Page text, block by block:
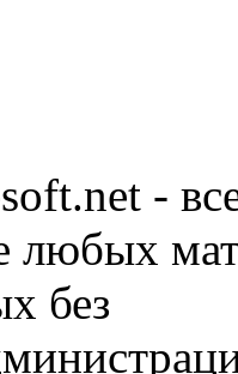
-
любых
без